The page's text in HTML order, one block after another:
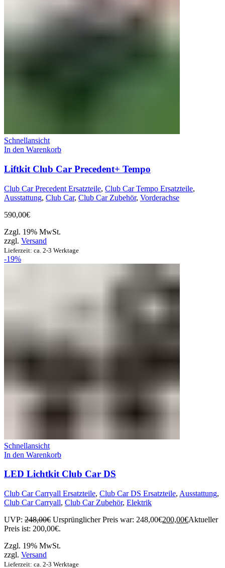
Schnellansicht
In den Warenkorb
Liftkit Club Car Precedent+ Tempo
Club Car Precedent Ersatzteile, Club Car Tempo Ersatzteile,
Ausstattung, Club Car, Club Car Zubehör, Vorderachse
590,00€
Zzgl. 19% MwSt.
zzgl. Versand
Lieferzeit: ca. 2-3 Werktage
-19%
Schnellansicht
In den Warenkorb
LED Lichtkit Club Car DS
Club Car Carryall Ersatzteile, Club Car DS Ersatzteile, Ausstattung,
Club Car Carryall, Club Car Zubehör, Elektrik
UVP: 248,00€ Ursprünglicher Preis war: 248,00€200,00€Aktueller
Preis ist: 200,00€.
Zzgl. 19% MwSt.
zzgl. Versand
Lieferzeit: ca. 2-3 Werktage